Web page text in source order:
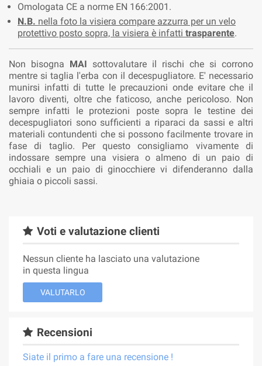
Omologata CE a norme EN 166:2001.
N.B. nella foto la visiera compare azzurra per un velo
protettivo posto sopra, la visiera è infatti trasparente.
Non bisogna MAI sottovalutare il rischi che si corrono
mentre si taglia l'erba con il decespugliatore. E' necessario
munirsi infatti di tutte le precauzioni onde evitare che il
lavoro diventi, oltre che faticoso, anche pericoloso. Non
sempre infatti le protezioni poste sopra le testine dei
decespugliatori sono sufficienti a riparaci da sassi e altri
materiali contundenti che si possono facilmente trovare in
fase di taglio. Per questo consigliamo vivamente di
indossare sempre una visiera o almeno di un paio di
occhiali e un paio di ginocchiere vi difenderanno dalla
ghiaia o piccoli sassi.
Voti e valutazione clienti
Nessun cliente ha lasciato una valutazione
in questa lingua
VALUTARLO
Recensioni
Siate il primo a fare una recensione !